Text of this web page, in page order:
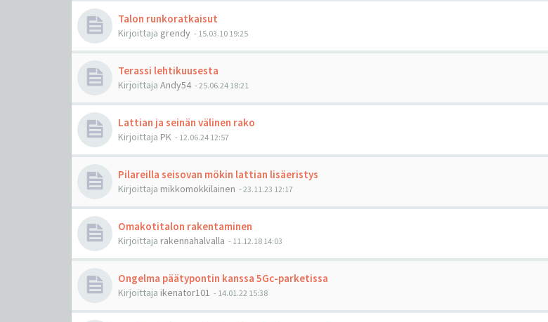
Talon runkoratkaisut
Kirjoittaja grendy - 15.03.10 19:25
Terassi lehtikuusesta
Kirjoittaja Andy54 - 25.06.24 18:21
Lattian ja seinän välinen rako
Kirjoittaja PK - 12.06.24 12:57
Pilareilla seisovan mökin lattian lisäeristys
Kirjoittaja mikkomokkilainen - 23.11.23 12:17
Omakotitalon rakentaminen
Kirjoittaja rakennahalvalla - 11.12.18 14:03
Ongelma päätypontin kanssa 5Gc-parketissa
Kirjoittaja ikenator101 - 14.01.22 15:38